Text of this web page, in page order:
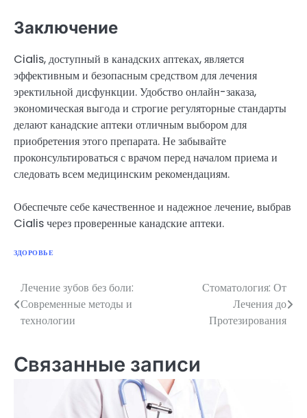
Заключение
Cialis, доступный в канадских аптеках, является
эффективным и безопасным средством для лечения
эректильной дисфункции. Удобство онлайн-заказа,
экономическая выгода и строгие регуляторные стандарты
делают канадские аптеки отличным выбором для
приобретения этого препарата. Не забывайте
проконсультироваться с врачом перед началом приема и
следовать всем медицинским рекомендациям.
Обеспечьте себе качественное и надежное лечение, выбрав
Cialis через проверенные канадские аптеки.
ЗДОРОВЬЕ
Навигация
по
Лечение зубов без боли:
Современные методы и
технологии
Стоматология: От
Лечения до
Протезирования
Связанные записи